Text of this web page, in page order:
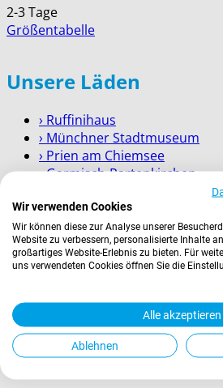
2-3 Tage
Größentabelle
Unsere Läden
› Ruffinihaus
› Münchner Stadtmuseum
› Prien am Chiemsee
› Garmisch-Partenkirchen
Wissenswertes
Zahlung
Kontakt
Service für Firmenkunden
Rechtliches
Wir verwenden Cookies
Wir können diese zur Analyse unserer
Website zu verbessern, personalisierte Inhalte
großartiges Website-Erlebnis zu bieten. Für
uns verwendeten Cookies öffnen Sie die
Alle akzeptieren
Ablehnen